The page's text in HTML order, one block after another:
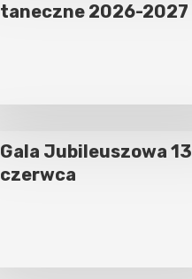
taneczne 2026-2027
Gala Jubileuszowa 13
czerwca